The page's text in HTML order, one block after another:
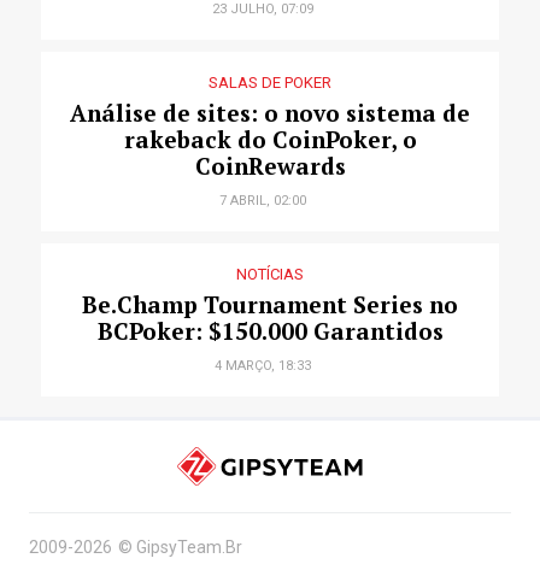
23 JULHO, 07:09
SALAS DE POKER
Análise de sites: o novo sistema de
rakeback do CoinPoker, o
CoinRewards
7 ABRIL, 02:00
NOTÍCIAS
Be.Champ Tournament Series no
BCPoker: $150.000 Garantidos
4 MARÇO, 18:33
2009-2026 © GipsyTeam.Br